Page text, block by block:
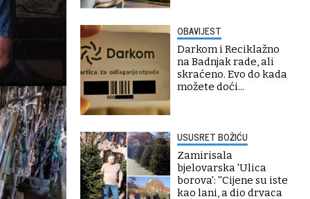
OBAVIJEST
Darkom i Reciklažno
na Badnjak rade, ali
skraćeno. Evo do kada
možete doći...
USUSRET BOŽIĆU
Zamirisala
bjelovarska 'Ulica
borova': ''Cijene su iste
kao lani, a dio drvaca